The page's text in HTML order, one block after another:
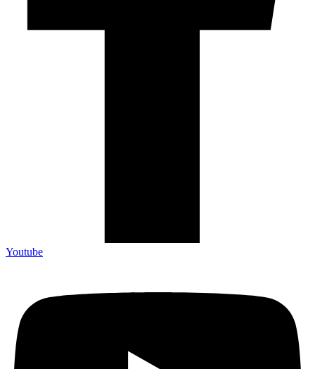
Youtube